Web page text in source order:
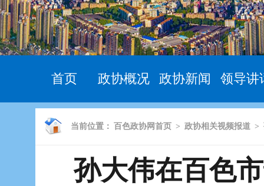
首页 政协概况 政协新闻 领导讲
当前位置： 百色政协网首页 > 政协相关视频报道 >
孙大伟在百色